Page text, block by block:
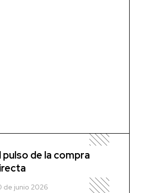
pulso de la compra
de junio 2026